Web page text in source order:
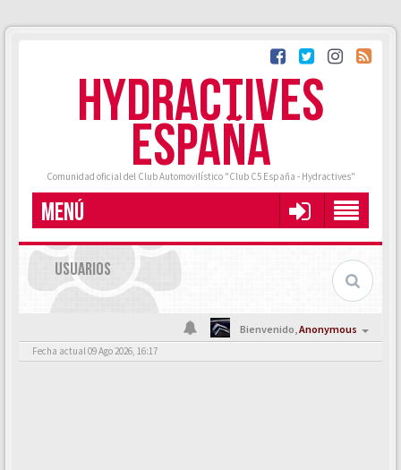
HYDRACTIVES
ESPAÑA
Comunidad oficial del Club Automovilístico "Club C5 España - Hydractives"
MENÚ
USUARIOS
Bienvenido,Anonymous
Fecha actual 09 Ago 2026, 16:17